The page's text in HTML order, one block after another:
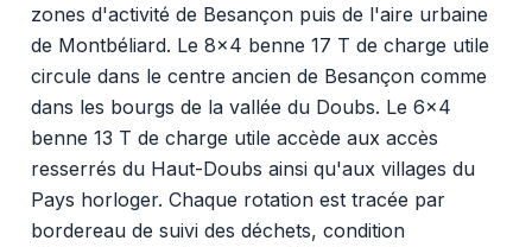
zones d'activité de Besançon puis de l'aire urbaine
de Montbéliard. Le 8x4 benne 17 T de charge utile
circule dans le centre ancien de Besançon comme
dans les bourgs de la vallée du Doubs. Le 6x4
benne 13 T de charge utile accède aux accès
resserrés du Haut-Doubs ainsi qu'aux villages du
Pays horloger. Chaque rotation est tracée par
bordereau de suivi des déchets, condition